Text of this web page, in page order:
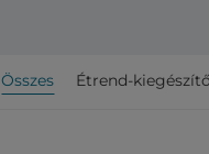
Összes Étrend-